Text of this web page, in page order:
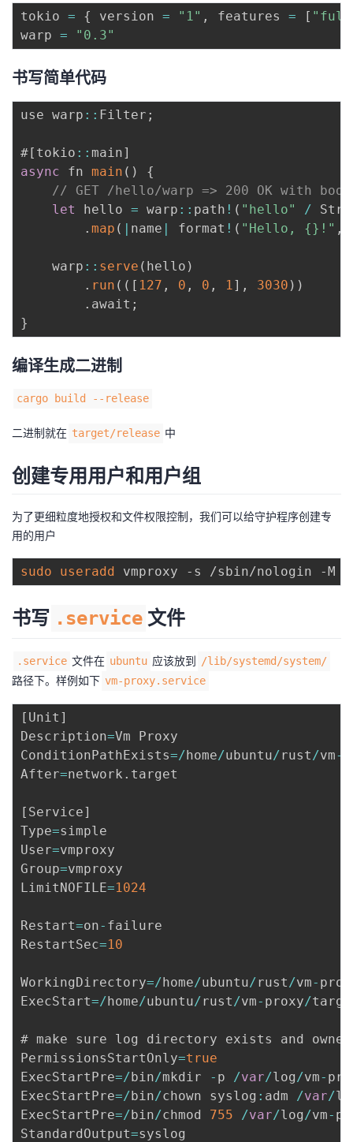
坛
圈
的
播
我
活
的
注
我
开
堂
我
程
认
证
的
实
验
我
的
收
的
Programs
我
的
技
支
持
我
的
声
建
议
tokio = { version = "1" , features = [
warp = "0.3"
书写简单代码
use warp : : Filter ;
# [ tokio : : main]
async fn main ( )
{
// GET /hello/warp => 200 OK with
let
hello = warp : : path ! ( "hello" /
. map ( name format ! ( "Hello, {}!" ,
    warp
: : serve ( hello )
. run ( ( [ 127 , 0 , 0 , 1] , 3030 ) )
. await ;
}
编译生成二进制
cargo build --release
二进制就在 target/release 中
创建专用用户和用户组
为了更细粒度地授权和文件权限控制，我们可以给守护程序创建专
用的用户
sudo useradd
书写 .service 文件
.service 文件在 ubuntu 应该放到 /lib/systemd/system/
路径下。样例如下 vm-proxy.service
[ Unit ]
Description=Vm Proxy
ConditionPathExists=/home/ubuntu/rust /vm-
After=network . target
[ Service]
Type=simple
User=vmproxy
Group=vmproxy
LimitNOFILE=1024
Restart=on- failure
RestartSec=10
WorkingDirectory=/home/ubuntu/rust /vm-
ExecStart=/home/ubuntu/rust /vm- proxy/
# make sure log directory exists and
PermissionsStartOnly=true
ExecStartPre=/bin/mkdir - p /var/log /vm-
ExecStartPre=/bin/chown syslog : adm /var/
ExecStartPre=/bin/chmod 755 /var/log /vm-
StandardOutput=syslog